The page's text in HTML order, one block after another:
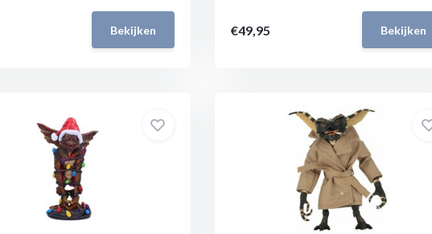
Bekijken €49,95 Bekijken